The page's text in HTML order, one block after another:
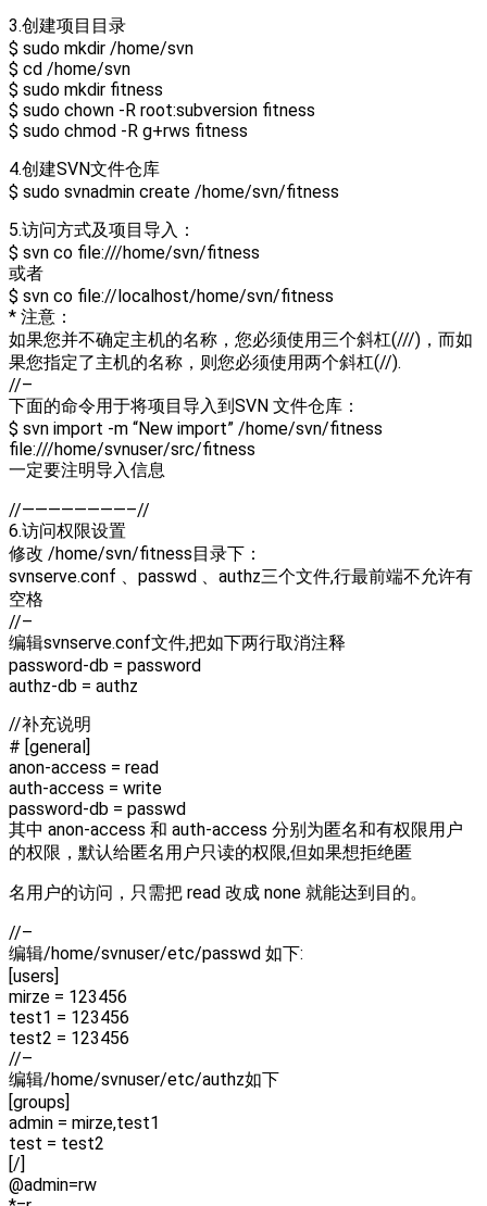
3.创建项目目录
$ sudo mkdir /home/svn
$ cd /home/svn
$ sudo mkdir fitness
$ sudo chown -R root:subversion fitness
$ sudo chmod -R g+rws fitness
4.创建SVN文件仓库
$ sudo svnadmin create /home/svn/fitness
5.访问方式及项目导入：
$ svn co file:///home/svn/fitness
或者
$ svn co file://localhost/home/svn/fitness
* 注意：
如果您并不确定主机的名称，您必须使用三个斜杠(///)，而如
果您指定了主机的名称，则您必须使用两个斜杠(//).
//–
下面的命令用于将项目导入到SVN 文件仓库：
$ svn import -m “New import” /home/svn/fitness
file:///home/svnuser/src/fitness
一定要注明导入信息
//————————–//
6.访问权限设置
修改 /home/svn/fitness目录下：
svnserve.conf 、passwd 、authz三个文件,行最前端不允许有
空格
//–
编辑svnserve.conf文件,把如下两行取消注释
password-db = password
authz-db = authz
//补充说明
# [general]
anon-access = read
auth-access = write
password-db = passwd
其中 anon-access 和 auth-access 分别为匿名和有权限用户
的权限，默认给匿名用户只读的权限,但如果想拒绝匿
名用户的访问，只需把 read 改成 none 就能达到目的。
//–
编辑/home/svnuser/etc/passwd 如下:
[users]
mirze = 123456
test1 = 123456
test2 = 123456
//–
编辑/home/svnuser/etc/authz如下
[groups]
admin = mirze,test1
test = test2
[/]
@admin=rw